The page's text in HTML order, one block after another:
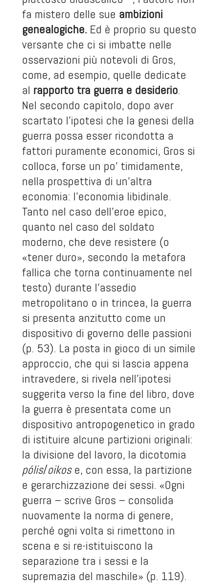
fa mistero delle sue ambizioni
genealogiche.Ed è proprio su questo
versante che ci si imbatte nelle
osservazioni più notevoli di Gros,
come, ad esempio, quelle dedicate
al rapporto tra guerra e desiderio.
Nel secondo capitolo, dopo aver
scartato l’ipotesi che la genesi della
guerra possa esser ricondotta a
fattori puramente economici, Gros si
colloca, forse un po’ timidamente,
nella prospettiva di un’altra
economia: l’economia libidinale.
Tanto nel caso dell’eroe epico,
quanto nel caso del soldato
moderno, che deve resistere (o
«tener duro», secondo la metafora
fallica che torna continuamente nel
testo) durante l’assedio
metropolitano o in trincea, la guerra
si presenta anzitutto come un
dispositivo di governo delle passioni
(p. 53). La posta in gioco di un simile
approccio, che qui si lascia appena
intravedere, si rivela nell’ipotesi
suggerita verso la fine del libro, dove
la guerra è presentata come un
dispositivo antropogenetico in grado
di istituire alcune partizioni originali:
la divisione del lavoro, la dicotomia
pólis/oikose, con essa, la partizione
e gerarchizzazione dei sessi. «Ogni
guerra – scrive Gros – consolida
nuovamente la norma di genere,
perché ogni volta si rimettono in
scena e si re-istituiscono la
separazione tra i sessi e la
supremazia del maschile» (p. 119).